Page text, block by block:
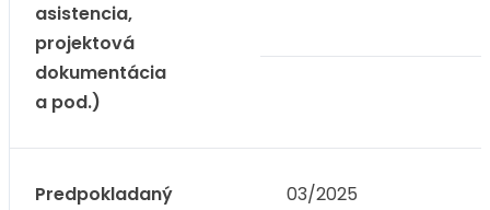
asistencia,
projektová
dokumentácia
a pod.)
Predpokladaný
03/2025